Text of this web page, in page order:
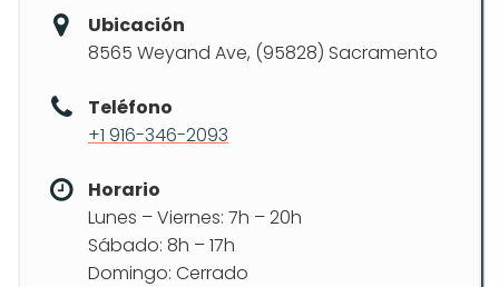
Ubicación
8565 Weyand Ave, (95828) Sacramento
Teléfono
+1 916-346-2093
Horario
Lunes – Viernes: 7h – 20h
Sábado: 8h – 17h
Domingo: Cerrado